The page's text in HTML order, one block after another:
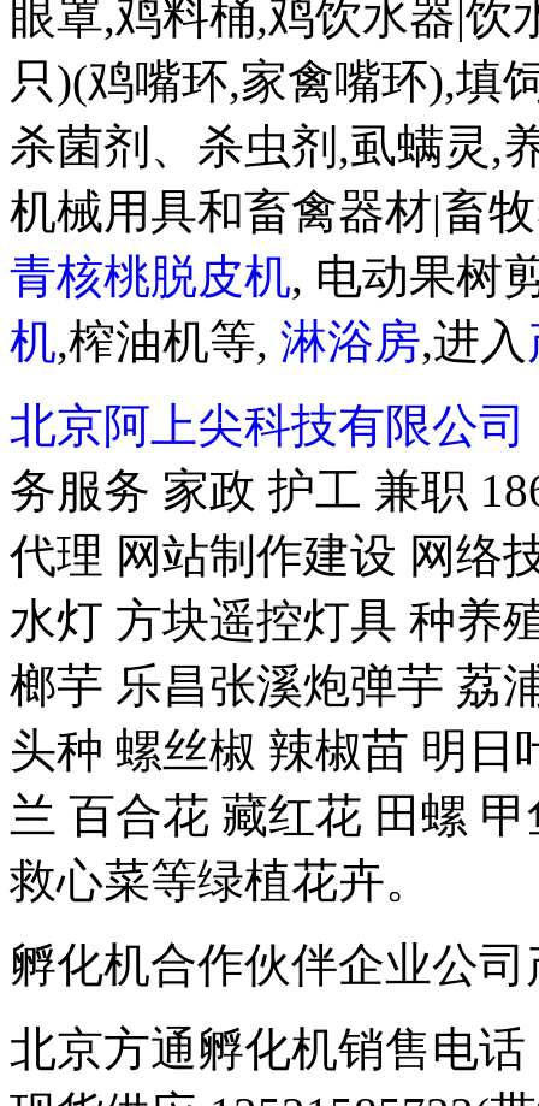
眼罩,鸡料桶,鸡饮水器|饮
只)(鸡嘴环,家禽嘴环),填
杀菌剂、杀虫剂,虱螨灵,
机械用具和畜禽器材|畜
青核桃脱皮机, 电动果树
机,榨油机等, 淋浴房,进入
北京阿上尖科技有限公司
务服务 家政 护工 兼职
代理 网站制作建设 网络
水灯 方块遥控灯具 种养
榔芋 乐昌张溪炮弹芋 荔
头种 螺丝椒 辣椒苗 明日
兰 百合花 藏红花 田螺
救心菜等绿植花卉。
孵化机合作伙伴企业公
北京方通孵化机销售电话